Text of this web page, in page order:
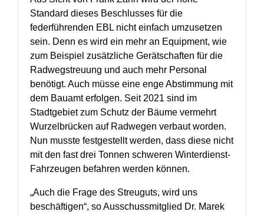
Standard dieses Beschlusses für die
federführenden EBL nicht einfach umzusetzen
sein. Denn es wird ein mehr an Equipment, wie
zum Beispiel zusätzliche Gerätschaften für die
Radwegstreuung und auch mehr Personal
benötigt. Auch müsse eine enge Abstimmung mit
dem Bauamt erfolgen. Seit 2021 sind im
Stadtgebiet zum Schutz der Bäume vermehrt
Wurzelbrücken auf Radwegen verbaut worden.
Nun musste festgestellt werden, dass diese nicht
mit den fast drei Tonnen schweren Winterdienst-
Fahrzeugen befahren werden können.
„Auch die Frage des Streuguts, wird uns
beschäftigen“, so Ausschussmitglied Dr. Marek